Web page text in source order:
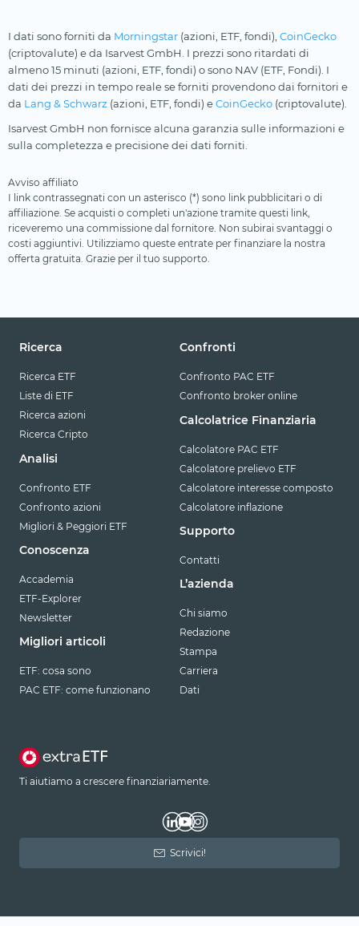
I dati sono forniti da Morningstar (azioni, ETF, fondi), CoinGecko
(criptovalute) e da Isarvest GmbH. I prezzi sono ritardati di
almeno 15 minuti (azioni, ETF, fondi) o sono NAV (ETF, Fondi). I
dati dei prezzi in tempo reale se forniti provendono dai fornitori e
da Lang & Schwarz (azioni, ETF, fondi) eCoinGecko (criptovalute).
Isarvest GmbH non fornisce alcuna garanzia sulle informazioni e
sulla completezza e precisione dei dati forniti.
Avviso affiliato
I link contrassegnati con un asterisco (*) sono link pubblicitari o di
affiliazione. Se acquisti o completi un'azione tramite questi link,
riceveremo una commissione dal fornitore. Non subirai svantaggi o
costi aggiuntivi. Utilizziamo queste entrate per finanziare la nostra
offerta gratuita. Grazie per il tuo supporto.
Ricerca
Ricerca ETF
Liste di ETF
Ricerca azioni
Ricerca Cripto
Analisi
Confronto ETF
Confronto azioni
Migliori & Peggiori ETF
Conoscenza
Accademia
ETF-Explorer
Newsletter
Migliori articoli
ETF: cosa sono
PAC ETF: come funzionano
Confronti
Confronto PAC ETF
Confronto broker online
Calcolatrice Finanziaria
Calcolatore PAC ETF
Calcolatore prelievo ETF
Calcolatore interesse composto
Calcolatore inflazione
Supporto
Contatti
L’azienda
Chi siamo
Redazione
Stampa
Carriera
Dati
Ti aiutiamo a crescere finanziariamente.
Scrivici!